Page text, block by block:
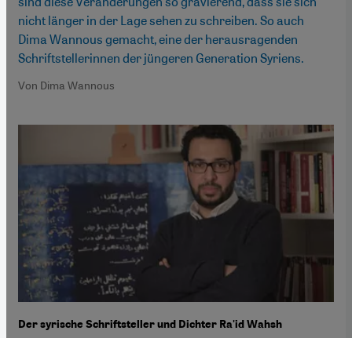
nicht länger in der Lage sehen zu schreiben. So auch
Dima Wannous gemacht, eine der herausragenden
Schriftstellerinnen der jüngeren Generation Syriens.
Von Dima Wannous
Der syrische Schriftsteller und Dichter Ra'id Wahsh